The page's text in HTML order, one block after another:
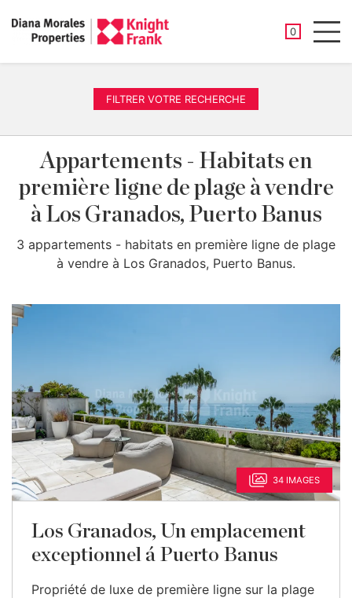
0
FILTRER VOTRE RECHERCHE
Appartements - Habitats en
première ligne de plage à vendre
à Los Granados, Puerto Banus
3 appartements - habitats en première ligne de plage
à vendre à Los Granados, Puerto Banus.
34 IMAGES
Los Granados, Un emplacement
exceptionnel á Puerto Banus
Propriété de luxe de première ligne sur la plage